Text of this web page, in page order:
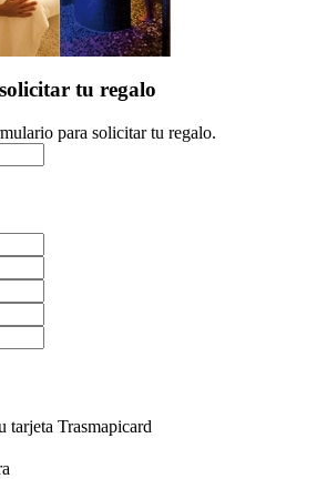
tu regalo
para solicitar tu regalo.
tarjeta Trasmapicard